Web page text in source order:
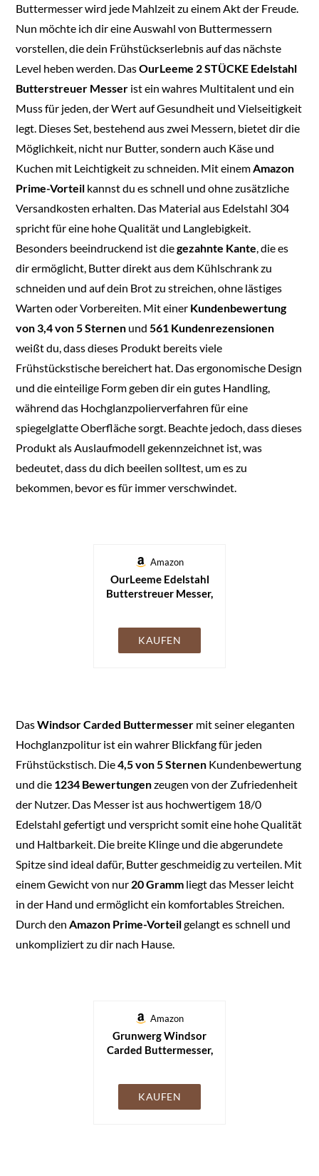
Buttermesser wird jede Mahlzeit zu einem Akt der Freude.
Nun möchte ich dir eine Auswahl von Buttermessern
vorstellen, die dein Frühstückserlebnis auf das nächste
Level heben werden. DasOurLeeme 2 STÜCKE Edelstahl
Butterstreuer Messer ist ein wahres Multitalent und ein
Muss für jeden, der Wert auf Gesundheit und Vielseitigkeit
legt. Dieses Set, bestehend aus zwei Messern, bietet dir die
Möglichkeit, nicht nur Butter, sondern auch Käse und
Kuchen mit Leichtigkeit zu schneiden. Mit einemAmazon
Prime-Vorteil kannst du es schnell und ohne zusätzliche
Versandkosten erhalten. Das Material aus Edelstahl 304
spricht für eine hohe Qualität und Langlebigkeit.
Besonders beeindruckend ist diegezahnte Kante, die es
dir ermöglicht, Butter direkt aus dem Kühlschrank zu
schneiden und auf dein Brot zu streichen, ohne lästiges
Warten oder Vorbereiten. Mit einer Kundenbewertung
von 3,4 von 5 Sternen und561 Kundenrezensionen
weißt du, dass dieses Produkt bereits viele
Frühstückstische bereichert hat. Das ergonomische Design
und die einteilige Form geben dir ein gutes Handling,
während das Hochglanzpolierverfahren für eine
spiegelglatte Oberfläche sorgt. Beachte jedoch, dass dieses
Produkt als Auslaufmodell gekennzeichnet ist, was
bedeutet, dass du dich beeilen solltest, um es zu
bekommen, bevor es für immer verschwindet.
Amazon
OurLeeme Edelstahl
Butterstreuer Messer,
Schneidemaschine
Lockenwickler
Schneiden Silber
KAUFEN
DasWindsor Carded Buttermesser mit seiner eleganten
Hochglanzpolitur ist ein wahrer Blickfang für jeden
Frühstückstisch. Die4,5 von 5 Sternen Kundenbewertung
und die 1234 Bewertungenzeugen von der Zufriedenheit
der Nutzer. Das Messer ist aus hochwertigem 18/0
Edelstahl gefertigt und verspricht somit eine hohe Qualität
und Haltbarkeit. Die breite Klinge und die abgerundete
Spitze sind ideal dafür, Butter geschmeidig zu verteilen. Mit
einem Gewicht von nur 20 Gramm liegt das Messer leicht
in der Hand und ermöglicht ein komfortables Streichen.
Durch denAmazon Prime-Vorteilgelangt es schnell und
unkompliziert zu dir nach Hause.
Amazon
Grunwerg Windsor
Carded Buttermesser,
KAUFEN